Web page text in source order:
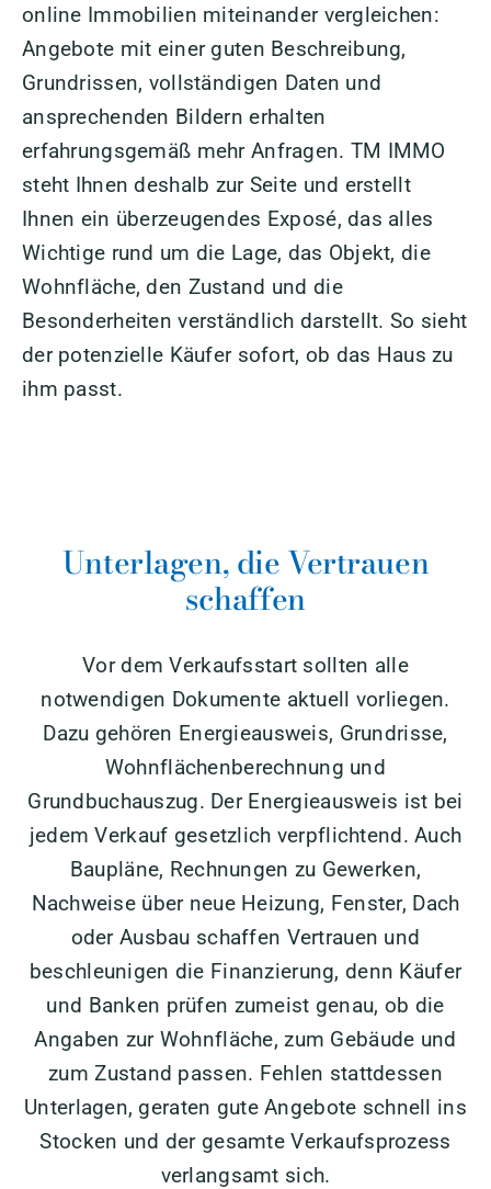
online Immobilien miteinander vergleichen:
Angebote mit einer guten Beschreibung,
Grundrissen, vollständigen Daten und
ansprechenden Bildern erhalten
erfahrungsgemäß mehr Anfragen. TM IMMO
steht Ihnen deshalb zur Seite und erstellt
Ihnen ein überzeugendes Exposé, das alles
Wichtige rund um die Lage, das Objekt, die
Wohnfläche, den Zustand und die
Besonderheiten verständlich darstellt. So sieht
der potenzielle Käufer sofort, ob das Haus zu
ihm passt.
Unterlagen, die Vertrauen
schaffen
Vor dem Verkaufsstart sollten alle
notwendigen Dokumente aktuell vorliegen.
Dazu gehören Energieausweis, Grundrisse,
Wohnflächenberechnung und
Grundbuchauszug. Der Energieausweis ist bei
jedem Verkauf gesetzlich verpflichtend. Auch
Baupläne, Rechnungen zu Gewerken,
Nachweise über neue Heizung, Fenster, Dach
oder Ausbau schaffen Vertrauen und
beschleunigen die Finanzierung, denn Käufer
und Banken prüfen zumeist genau, ob die
Angaben zur Wohnfläche, zum Gebäude und
zum Zustand passen. Fehlen stattdessen
Unterlagen, geraten gute Angebote schnell ins
Stocken und der gesamte Verkaufsprozess
verlangsamt sich.